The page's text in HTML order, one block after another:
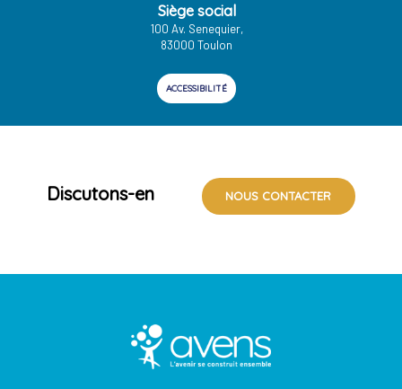
Siège social
100 Av. Senequier,
83000 Toulon
ACCESSIBILITÉ
Discutons-en NOUS CONTACTER